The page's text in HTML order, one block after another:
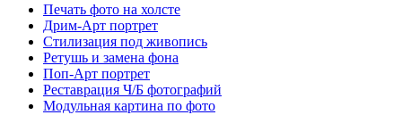
Печать фото на холсте
Дрим-Арт портрет
Стилизация под живопись
Ретушь и замена фона
Поп-Арт портрет
Реставрация Ч/Б фотографий
Модульная картина по фото